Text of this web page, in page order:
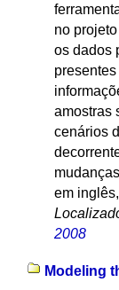
no
os dados
amostras
cenários
em
2008
Modeling